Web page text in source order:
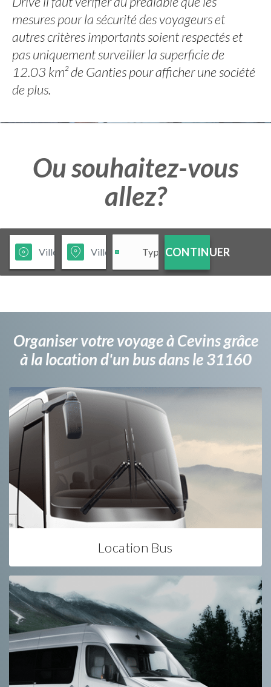
mesures pour la sécurité des voyageurs et
autres critères importants soient respectés et
pas uniquement surveiller la superficie de
12.03 km² de Ganties pour afficher une société
de plus.
Ou souhaitez-vous
allez?
CONTINUER
Organiser votre voyage à Cevins grâce
à la location d'un bus dans le 31160
Location Bus